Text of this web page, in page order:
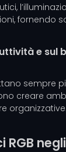
fornendo
e sul
sempre
creare
organizzative.
RGB